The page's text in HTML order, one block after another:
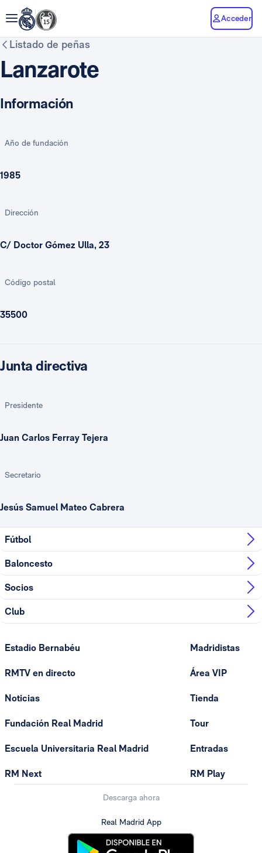
Acceder
Listado de peñas
Lanzarote
Información
Año de fundación
1985
Dirección
C/ Doctor Gómez Ulla, 23
Código postal
35500
Junta directiva
Presidente
Juan Carlos Ferray Tejera
Secretario
Jesús Samuel Mateo Cabrera
Fútbol
Baloncesto
Socios
Club
Estadio Bernabéu
RMTV en directo
Noticias
Fundación Real Madrid
Escuela Universitaria Real Madrid
RM Next
Madridistas
Área VIP
Tienda
Tour
Entradas
RM Play
Descarga ahora
Real Madrid App